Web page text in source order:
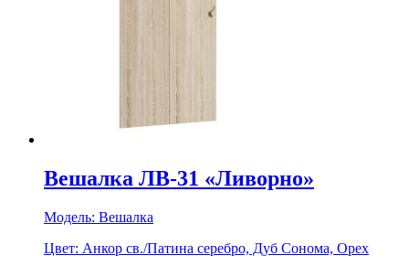
Вешалка ЛВ-31 «Ливорно»
Модель: Вешалка
Цвет: Анкор св./Патина серебро, Дуб Сонома, Орех